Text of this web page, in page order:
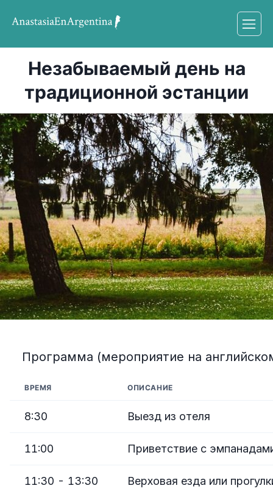
Незабываемый день на
традиционной эстанции
Программа (мероприятие на
ВРЕМЯ ОПИСАНИЕ
8:30 Выезд из отеля
11:00 Приветствие с
11:30 - 13:30 Верховая езда или